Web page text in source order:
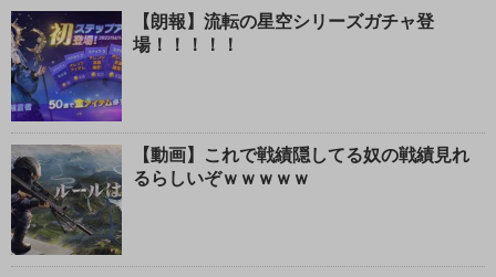
【朗報】流転の星空シリーズガチャ登
場！！！！！
【動画】これで戦績隠してる奴の戦績見れ
るらしいぞｗｗｗｗｗ